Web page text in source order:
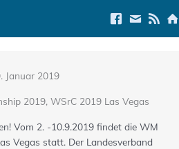
Link toE-Mail us
Link to
Januar 2019
2019, WSrC 2019 Las Vegas
Vom 2. -10.9.2019 findet die WM
Vegas statt. Der Landesverband